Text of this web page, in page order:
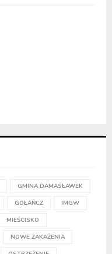
GMINA DAMASŁAWEK
GOŁAŃCZ IMGW
MIEŚCISKO
NOWE ZAKAŻENIA